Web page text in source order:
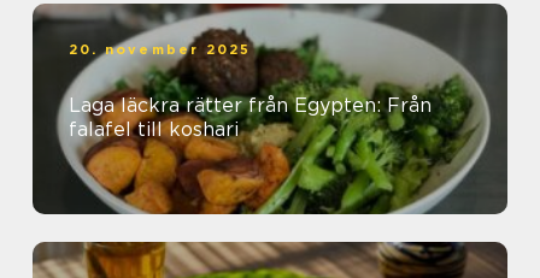
20. november 2025
Laga läckra rätter från Egypten: Från
falafel till koshari